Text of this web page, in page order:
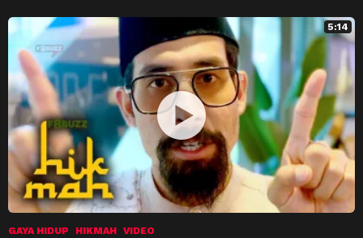
5:14
GAYA HIDUP HIKMAH VIDEO